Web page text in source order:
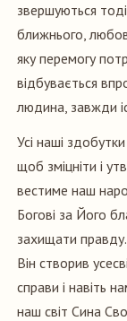
звершуються
ближнього,
яку перемогу
відбувається
людина, завжди
Усі наші
щоб зміцніти і
вестиме наш
Богові за Його
захищати
Він створив
справи і навіть
наш світ Сина